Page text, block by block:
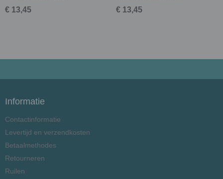
€ 13,45
€ 13,45
Informatie
Contactinformatie
Levertijd en verzendkosten
Betaalmethodes
Retourneren
Ruilen